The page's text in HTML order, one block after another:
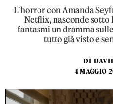
L’horror con Amanda
Netflix, nasconde sotto
fantasmi un dramma
tutto già visto e
DI
4 MAGGIO